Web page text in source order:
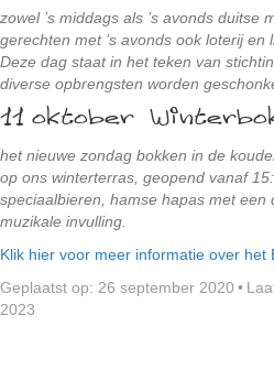
zowel ’s middags als ’s avonds duitse
gerechten met ’s avonds ook loterij en
Deze dag staat in het teken van
diverse opbrengsten worden
11 oktober
het nieuwe zondag bokken in de
op ons winterterras, geopend vanaf
speciaalbieren, hamse hapas met een
muzikale invulling.
Klik hier voor meer informatie over het
Geplaatst op: 26 september 2020 •
2023